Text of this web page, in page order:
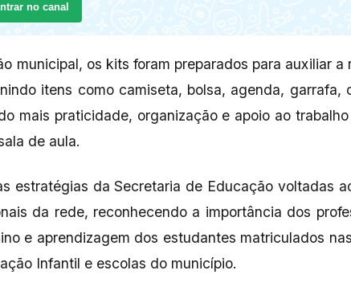
no canal
municipal, os kits foram preparados para auxiliar a
itens como camiseta, bolsa, agenda, garrafa,
mais praticidade, organização e apoio ao
de aula.
estratégias da Secretaria de Educação voltadas
da rede, reconhecendo a importância dos
e aprendizagem dos estudantes matriculados
Infantil e escolas do município.